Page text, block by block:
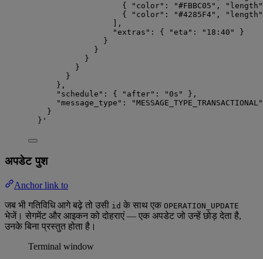
{ "color": "#FBBC05",
{ "color": "#4285F4",
],
"extras": { "eta": "18:40" }
}
}
}
}
}
},
"schedule": { "after": "0s" },
"message_type": "MESSAGE_TYPE_TRANSACTIONAL"
}
} '
अपडेट पुश
Anchor link to
जब भी गतिविधि आगे बढ़े तो उसी id के साथ एक OPERATION_UPDATE
भेजें। सेगमेंट और आइकन को दोहराएं — एक अपडेट जो उन्हें छोड़ देता है,
उनके बिना प्रस्तुत होता है।
Terminal window